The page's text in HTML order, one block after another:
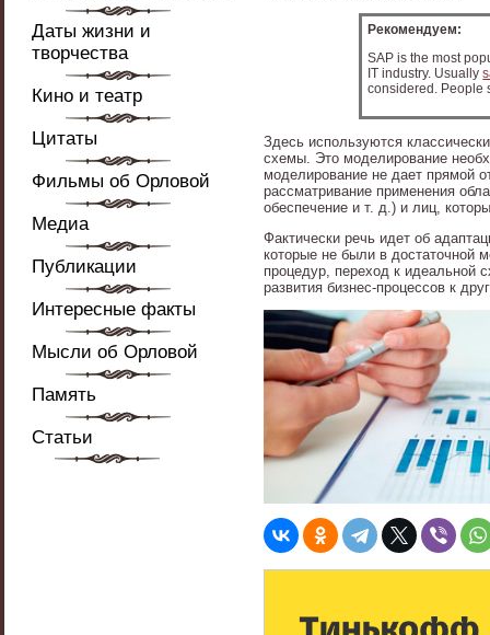
Даты жизни и
творчества
Кино и театр
Цитаты
Фильмы об Орловой
Медиа
Публикации
Интересные факты
Мысли об Орловой
Память
Статьи
Рекомендуем:
SAP is the most
IT industry. Usually
considered. People
Здесь используются
схемы. Это моделирование
моделирование не дает прямой
рассматривание применения
обеспечение и т. д.) и лиц,
Фактически речь идет об
которые не были в достаточной
процедур, переход к идеальной
развития бизнес-процессов к